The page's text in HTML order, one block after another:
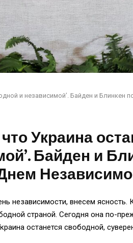
и независимой’. Байден и Блинкен
Украина
Байден и
независимости, внесем ясность.
страной. Сегодня она по-
останется свободной,